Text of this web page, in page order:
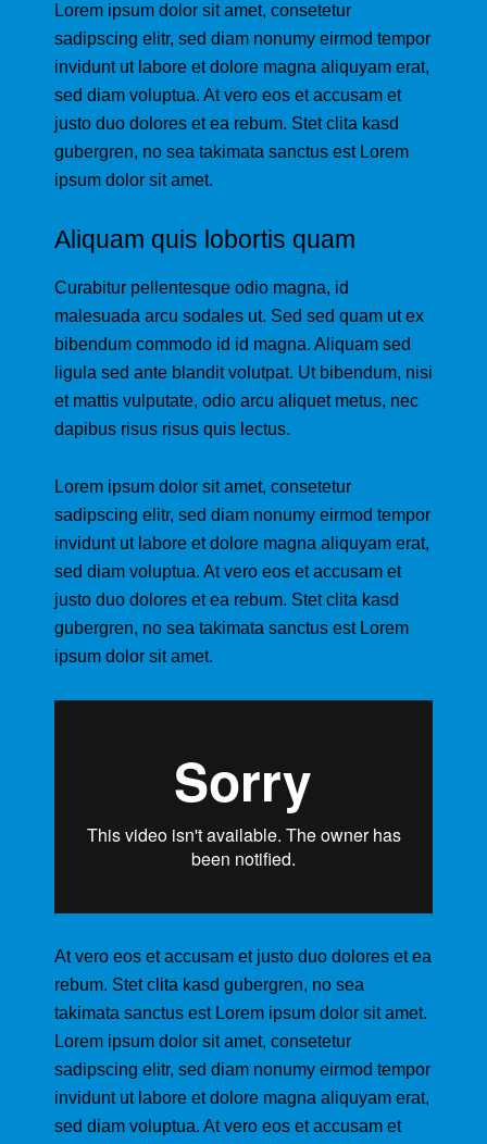
Lorem ipsum dolor sit amet, consetetur
sadipscing elitr, sed diam nonumy eirmod tempor
invidunt ut labore et dolore magna aliquyam erat,
sed diam voluptua. At vero eos et accusam et
justo duo dolores et ea rebum. Stet clita kasd
gubergren, no sea takimata sanctus est Lorem
ipsum dolor sit amet.
Aliquam quis lobortis quam
Curabitur pellentesque odio magna, id
malesuada arcu sodales ut. Sed sed quam ut ex
bibendum commodo id id magna. Aliquam sed
ligula sed ante blandit volutpat. Ut bibendum, nisi
et mattis vulputate, odio arcu aliquet metus, nec
dapibus risus risus quis lectus.
Lorem ipsum dolor sit amet, consetetur
sadipscing elitr, sed diam nonumy eirmod tempor
invidunt ut labore et dolore magna aliquyam erat,
sed diam voluptua. At vero eos et accusam et
justo duo dolores et ea rebum. Stet clita kasd
gubergren, no sea takimata sanctus est Lorem
ipsum dolor sit amet.
At vero eos et accusam et justo duo dolores et ea
rebum. Stet clita kasd gubergren, no sea
takimata sanctus est Lorem ipsum dolor sit amet.
Lorem ipsum dolor sit amet, consetetur
sadipscing elitr, sed diam nonumy eirmod tempor
invidunt ut labore et dolore magna aliquyam erat,
sed diam voluptua. At vero eos et accusam et